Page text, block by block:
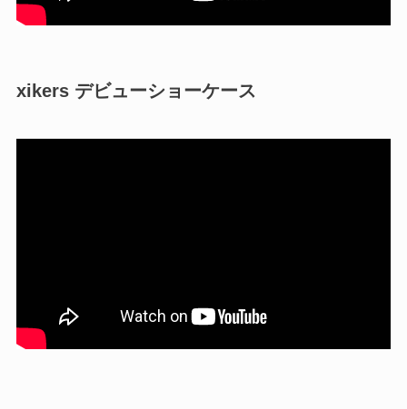
xikers デビューショーケース